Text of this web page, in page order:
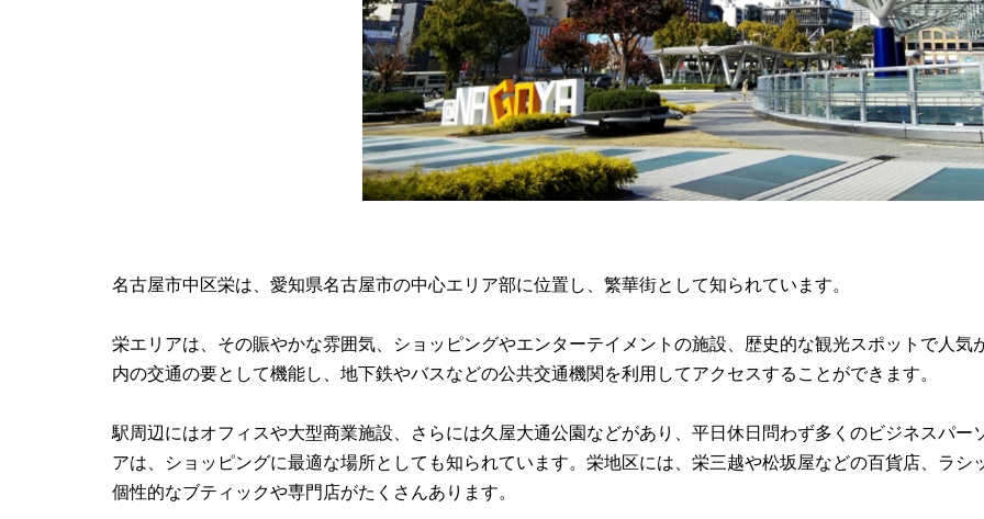
名古屋市中区栄は、愛知県名古屋市の中心エリア部に位置し、繁華街として知られています。
栄エリアは、その賑やかな雰囲気、ショッピングやエンターテイメントの施設、歴史的な観光スポットで人
内の交通の要として機能し、地下鉄やバスなどの公共交通機関を利用してアクセスすることができます。
駅周辺にはオフィスや大型商業施設、さらには久屋大通公園などがあり、平日休日問わず多くのビジネスパー
アは、ショッピングに最適な場所としても知られています。栄地区には、栄三越や松坂屋などの百貨店、ラ
個性的なブティックや専門店がたくさんあります。